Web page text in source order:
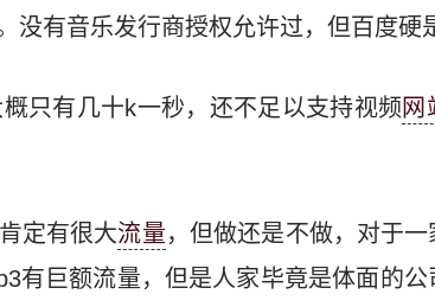
没有音乐发行商授权允许过，但百度硬
只有几十k一秒，还不足以支持视频网
定有很大流量，但做还是不做，对于一
有巨额流量，但是人家毕竟是体面的